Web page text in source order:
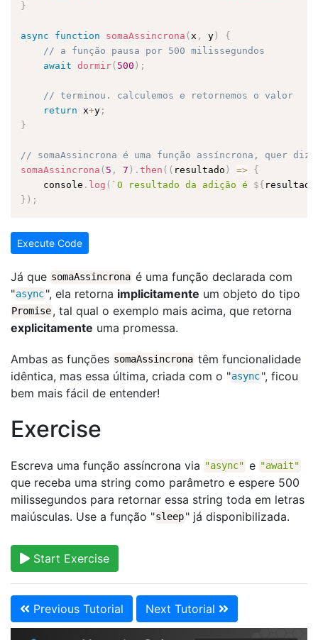
}
async function somaAssincrona (x , y )
{
// a função pausa por 500 milissegundos
await
dormir( 500 ) ;
// terminou. calculemos e retornemos o valor
return x+y ;
}
// somaAssincrona é uma função assíncrona, quer
somaAssincrona ( 5 , 7 ) .then ( ( resultado ) => {
    console
. log ( `O resultado da adição é ${ resultado
} ) ;
Execute Code
Já que somaAssincrona é uma função declarada com
"async", ela retorna implicitamente um objeto do tipo
Promise, tal qual o exemplo mais acima, que retorna
explicitamente uma promessa.
Ambas as funções somaAssincrona têm funcionalidade
idêntica, mas essa última, criada com o "async", ficou
bem mais fácil de entender!
Exercise
Escreva uma função assíncrona via "async" e "await"
que receba uma string como parâmetro e espere 500
milissegundos para retornar essa string toda em letras
maiúsculas. Use a função "sleep" já disponibilizada.
Start Exercise
Previous Tutorial Next Tutorial